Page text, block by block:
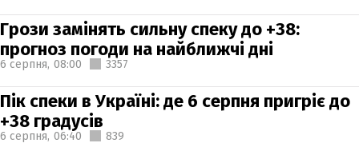
Грози замінять сильну спеку до +38:
прогноз погоди на найближчі дні
6 серпня, 08:00 3357
Пік спеки в Україні: де 6 серпня пригріє до
+38 градусів
6 серпня, 06:40 839